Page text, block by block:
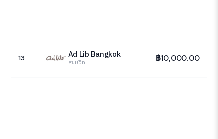
13 Ad Lib Bangkok
สุขุมวิท ฿10,000.00